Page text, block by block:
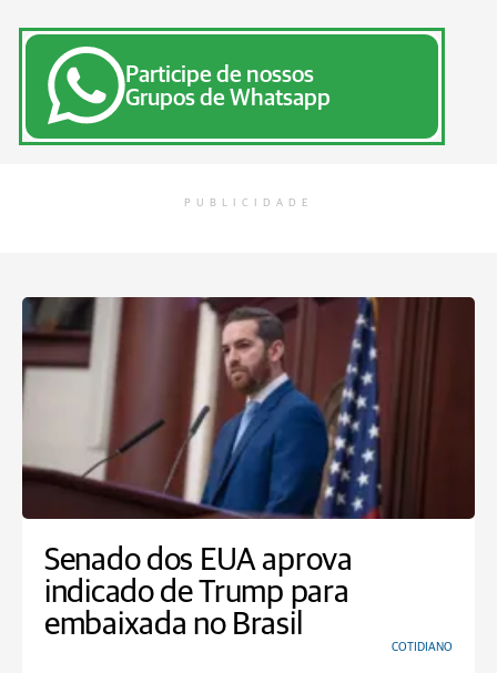
Participe de nossos
Grupos de Whatsapp
PUBLICIDADE
Senado dos EUA aprova
indicado de Trump para
embaixada no Brasil
COTIDIANO